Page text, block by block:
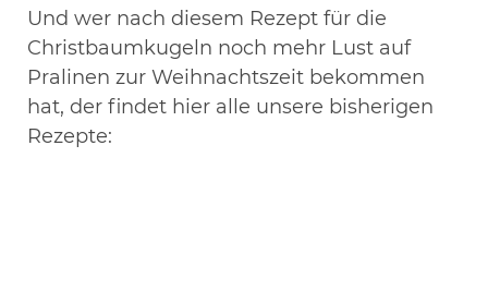
Und wer nach diesem Rezept für die
Christbaumkugeln noch mehr Lust auf
Pralinen zur Weihnachtszeit bekommen
hat, der findet hier alle unsere bisherigen
Rezepte: